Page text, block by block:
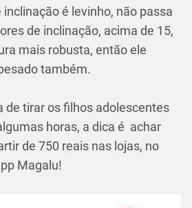
é levinho, não passa
de inclinação, acima de 15,
mais robusta, então ele
também.
de tirar os filhos adolescentes
horas, a dica é achar
de 750 reais nas lojas, no
Magalu!